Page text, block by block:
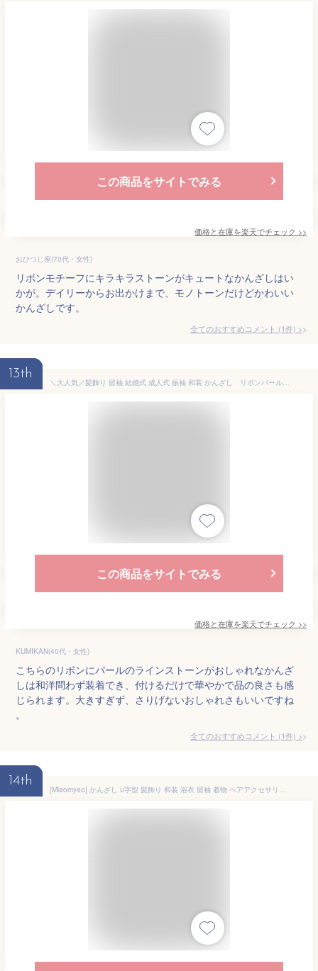
この商品をサイトでみる
価格と在庫を楽天でチェック >>
おひつじ座(70代・女性)
リボンモチーフにキラキラストーンがキュートなかんざしはい
かが。デイリーからお出かけまで、モノトーンだけどかわいい
かんざしです。
全てのおすすめコメント (1件) >
13th
＼大人気／髪飾り 留袖 結婚式 成人式 振袖 和装 かんざし リボンパールラインストーン簪 袴 卒業式 着物 入学式 ヘアアクセサリー ウェディング 前撮り パーティー 花しおり 大原商店 ゴールド シルバー
この商品をサイトでみる
価格と在庫を楽天でチェック >>
KUMIKAN(40代・女性)
こちらのリボンにパールのラインストーンがおしゃれなかんざ
しは和洋問わず装着でき、付けるだけで華やかで品の良さも感
じられます。大きすぎず、さりげないおしゃれさもいいですね
。
全てのおすすめコメント (1件) >
14th
[Miaomyao] かんざし u字型 髪飾り 和装 浴衣 留袖 着物 ヘアアクセサリー 金属 リボン ちょうちょ結び 透かし模様 ミャオミャオ (ゴールド)